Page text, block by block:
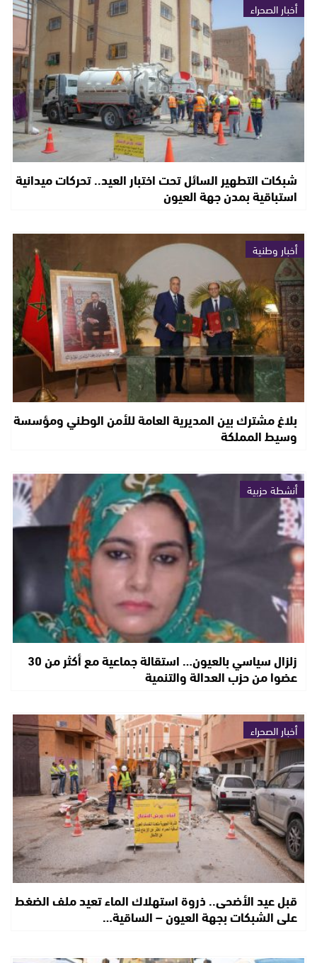
أخبار الصحراء
شبكات التطهير السائل تحت اختبار العيد.. تحركات ميدانية
استباقية بمدن جهة العيون
أخبار وطنية
بلاغ مشترك بين المديرية العامة للأمن الوطني ومؤسسة
وسيط المملكة
أنشطة حزبية
زلزال سياسي بالعيون… استقالة جماعية مع أكثر من 30
عضوا من حزب العدالة والتنمية
أخبار الصحراء
قبل عيد الأضحى.. ذروة استهلاك الماء تعيد ملف الضغط
على الشبكات بجهة العيون – الساقية…